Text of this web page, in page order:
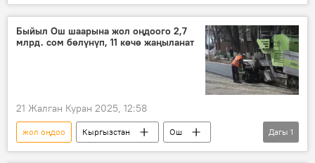
мэрия
Видео дрон
Быйыл Ош шаарына жол оңдоого 2,7
млрд. сом бөлүнүп, 11 көчө жаңыланат
21 Жалган Куран 2025, 12:58
жол оңдоо Кыргызстан
Ош
Садыр Жапаров
Дагы 1